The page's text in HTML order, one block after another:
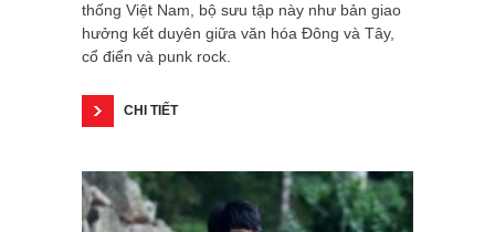
thống Việt Nam, bộ sưu tập này như bản giao
hưởng kết duyên giữa văn hóa Đông và Tây,
cổ điển và punk rock.
CHI TIẾT